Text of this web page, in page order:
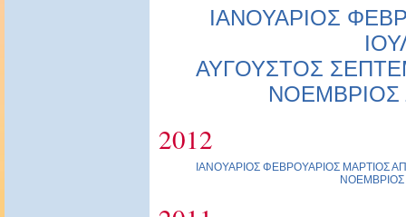
ΙΑΝΟΥΑΡΙΟΣ
ΑΥΓΟΥΣΤΟΣ
ΝΟΕΜΒΡΙΟΣ
2012
ΙΑΝΟΥΑΡΙΟΣ ΦΕΒΡΟΥΑΡΙΟΣ ΜΑΡΤΙΟΣ
ΝΟΕΜΒΡΙΟΣ